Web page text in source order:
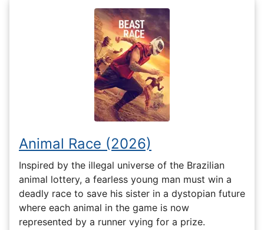
Animal Race (2026)
Inspired by the illegal universe of the Brazilian
animal lottery, a fearless young man must win a
deadly race to save his sister in a dystopian future
where each animal in the game is now
represented by a runner vying for a prize.